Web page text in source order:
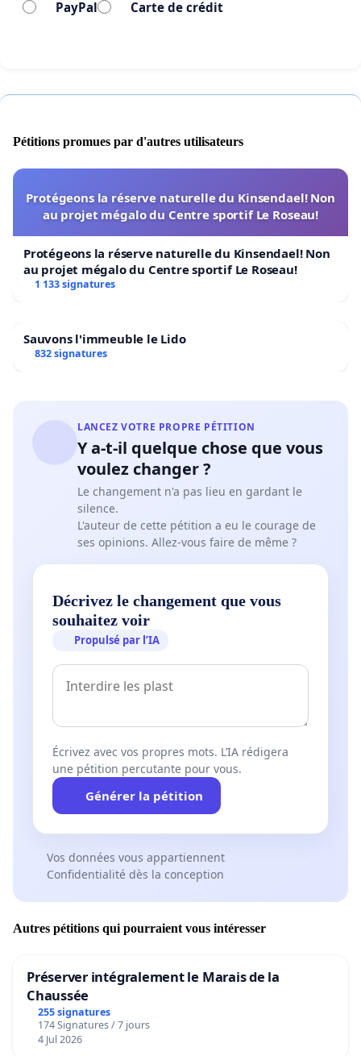
PayPal Carte de crédit
Pétitions promues par d'autres utilisateurs
Protégeons la réserve naturelle du Kinsendael! Non
au projet mégalo du Centre sportif Le Roseau!
Protégeons la réserve naturelle du Kinsendael! Non
au projet mégalo du Centre sportif Le Roseau!
1 133 signatures
Sauvons l'immeuble le Lido
832 signatures
LANCEZ VOTRE PROPRE PÉTITION
Y a-t-il quelque chose que vous
voulez changer ?
Le changement n'a pas lieu en gardant le
silence.
L'auteur de cette pétition a eu le courage de
ses opinions. Allez-vous faire de même ?
Décrivez le changement que vous
souhaitez voir
Propulsé par l’IA
Écrivez avec vos propres mots. L’IA rédigera
une pétition percutante pour vous.
Générer la pétition
Vos données vous appartiennent
Confidentialité dès la conception
Autres pétitions qui pourraient vous intéresser
Préserver intégralement le Marais de la
Chaussée
255 signatures
174 Signatures / 7 jours
4 Jul 2026